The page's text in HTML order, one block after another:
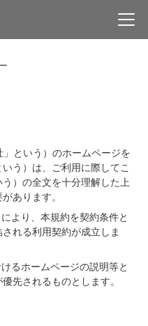
という）のホームページを
う）は、ご利用に際してこ
）の全文を十分理解した上
あります。
より、本規約を契約条件と
れる利用契約が成立しま
るホームページの説明等と
先されるものとします。